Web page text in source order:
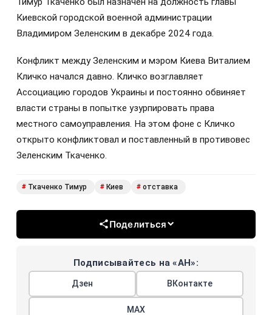
Киевской городской военной администрации
Владимиром Зеленским в декабре 2024 года.
Конфликт между Зеленским и мэром Киева Виталием
Кличко начался давно. Кличко возглавляет
Ассоциацию городов Украины и постоянно обвиняет
власти страны в попытке узурпировать права
местного самоуправления. На этом фоне с Кличко
открыто конфликтовал и поставленный в противовес
Зеленским Ткаченко.
# Ткаченко Тимур # Киев # отставка
Поделиться
Подписывайтесь на «АН»:
Дзен ВКонтакте
МАХ